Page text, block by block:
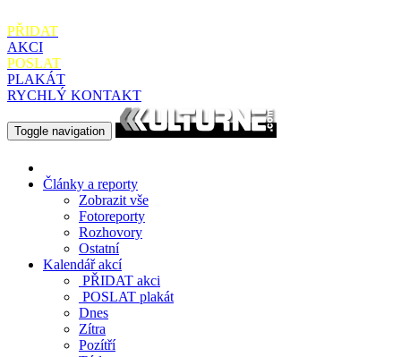
PŘIDAT
AKCI
POSLAT
PLAKÁT
RYCHLÝ KONTAKT
Toggle navigation
Články a reporty
Zobrazit vše
Fotoreporty
Rozhovory
Ostatní
Kalendář akcí
PŘIDAT akci
POSLAT plakát
Dnes
Zítra
Pozítří